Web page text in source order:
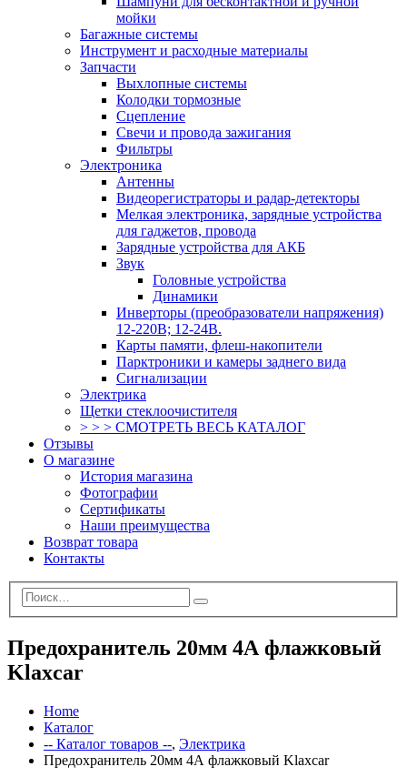
мойки
Багажные системы
Инструмент и расходные материалы
Запчасти
Выхлопные системы
Колодки тормозные
Сцепление
Свечи и провода зажигания
Фильтры
Электроника
Антенны
Видеорегистраторы и радар-детекторы
Мелкая электроника, зарядные устройства
для гаджетов, провода
Зарядные устройства для АКБ
Звук
Головные устройства
Динамики
Инверторы (преобразователи напряжения)
12-220В; 12-24В.
Карты памяти, флеш-накопители
Парктроники и камеры заднего вида
Сигнализации
Электрика
Щетки стеклоочистителя
> > > СМОТРЕТЬ ВЕСЬ КАТАЛОГ
Отзывы
О магазине
История магазина
Фотографии
Сертификаты
Наши преимущества
Возврат товара
Контакты
Предохранитель 20мм 4А флажковый
Klaxcar
Home
Каталог
-- Каталог товаров --, Электрика
Предохранитель 20мм 4А флажковый Klaxcar